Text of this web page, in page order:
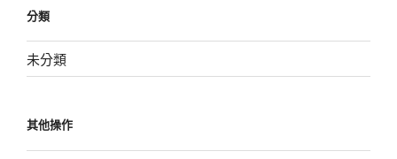
分類
未分類
其他操作